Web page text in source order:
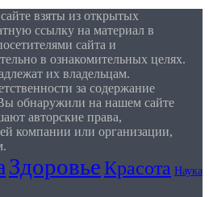
взяты из открытых
ссылку на материал в
сайта и
в ознакомительных целях.
их владельцам.
за содержание
обнаружили на нашем сайте
авторские права,
компании или организации,
ЗдоровьеКрасота Наука